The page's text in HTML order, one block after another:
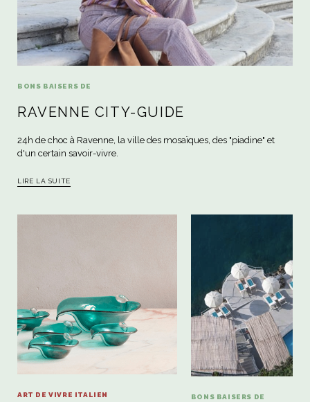
BONS BAISERS DE
RAVENNE CITY-GUIDE
24h de choc à Ravenne, la ville des mosaïques, des "piadine" et
d'un certain savoir-vivre.
LIRE LA SUITE
ART DE VIVRE ITALIEN BONS BAISERS DE